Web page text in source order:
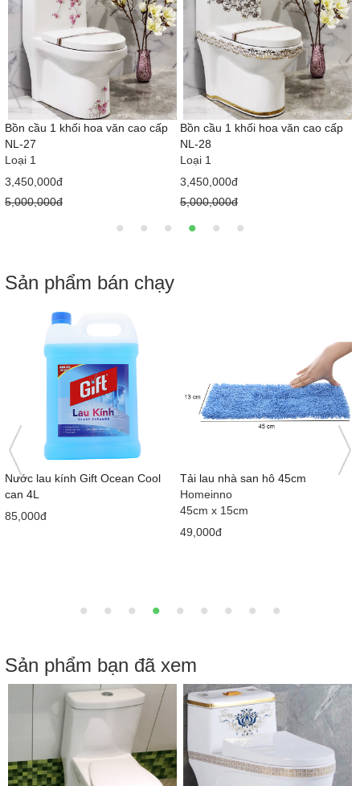
Bồn cầu 1 khối hoa văn cao cấp
NL-27
Loại 1
3,450,000đ
5,000,000đ
Bồn cầu 1 khối hoa văn cao cấp
NL-28
Loại 1
3,450,000đ
5,000,000đ
Sản phẩm bán chạy
Nước lau kính Gift Ocean Cool
can 4L
85,000đ
Tải lau nhà san hô 45cm
Homeinno
45cm x 15cm
49,000đ
Sản phẩm bạn đã xem